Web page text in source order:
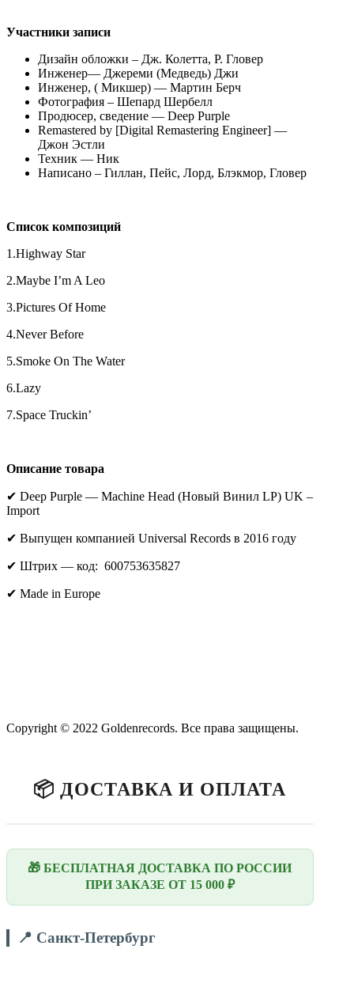
Участники записи
Дизайн обложки – Дж. Колетта, Р. Гловер
Инженер— Джереми (Медведь) Джи
Инженер, ( Микшер) — Мартин Берч
Фотография – Шепард Шербелл
Продюсер, сведение — Deep Purple
Remastered by [Digital Remastering Engineer] —
Джон Эстли
Техник — Ник
Написано – Гиллан, Пейс, Лорд, Блэкмор, Гловер
Список композиций
1.Highway Star
2.Maybe I’m A Leo
3.Pictures Of Home
4.Never Before
5.Smoke On The Water
6.Lazy
7.Space Truckin’
Описание товара
✔ Deep Purple — Machine Head (Новый Винил LP) UK –
Import
✔ Выпущен компанией Universal Records в 2016 году
✔ Штрих — код: 600753635827
✔ Made in Europe
Copyright © 2022 Goldenrecords. Все права защищены.
📦 ДОСТАВКА И ОПЛАТА
🎁 БЕСПЛАТНАЯ ДОСТАВКА ПО РОССИИ
ПРИ ЗАКАЗЕ ОТ 15 000 ₽
📍 Санкт-Петербург